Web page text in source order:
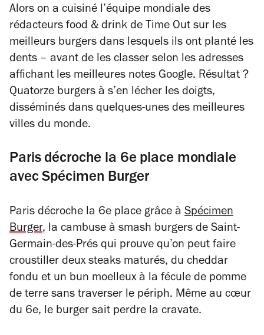
Alors on a cuisiné l’équipe mondiale des
rédacteurs food & drink de Time Out sur les
meilleurs burgers dans lesquels ils ont planté les
dents – avant de les classer selon les adresses
affichant les meilleures notes Google. Résultat ?
Quatorze burgers à s’en lécher les doigts,
disséminés dans quelques-unes des meilleures
villes du monde.
Paris décroche la 6e place mondiale
avec Spécimen Burger
Paris décroche la 6e place grâce à Spécimen
Burger, la cambuse à smash burgers de Saint-
Germain-des-Prés qui prouve qu’on peut faire
croustiller deux steaks maturés, du cheddar
fondu et un bun moelleux à la fécule de pomme
de terre sans traverser le périph. Même au cœur
du 6e, le burger sait perdre la cravate.